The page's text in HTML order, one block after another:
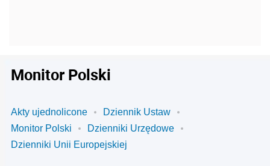
Monitor Polski
Akty ujednolicone
Dziennik Ustaw
Monitor Polski
Dzienniki Urzędowe
Dzienniki Unii Europejskiej